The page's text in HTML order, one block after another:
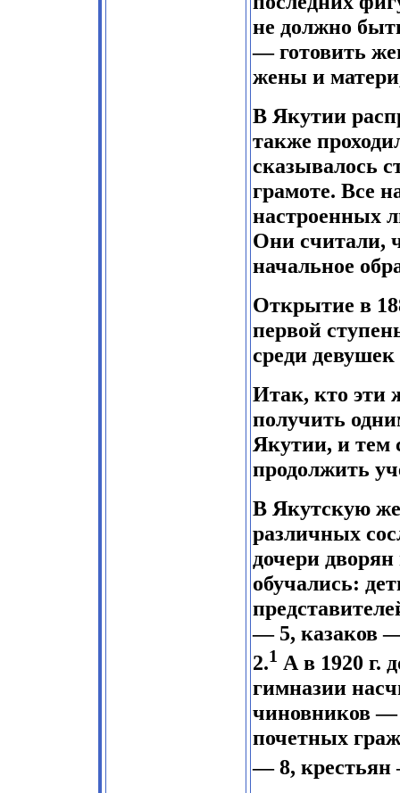
не должно
— готовить
жены и
В Якутии
также
сказывалось
грамоте. Все
настроенных
Они считали,
начальное
Открытие в
первой
среди
Итак, кто эти
получить
Якутии, и тем
продолжить
В Якутскую
различных
дочери
обучались:
— 5, казаков
2.1 А в 1920 г.
гимназии
чиновников —
почетных
— 8, крестьян